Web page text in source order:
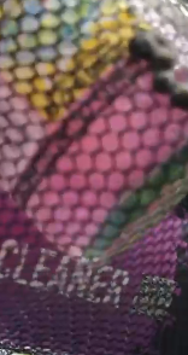
sono i valori
ciò in cui
per le
nostra